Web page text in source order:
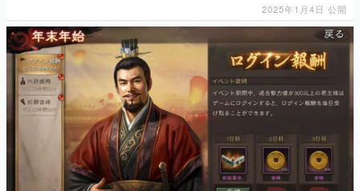
全世界累計1億ダウンロードの『三國志 真戦』が12月28日より年